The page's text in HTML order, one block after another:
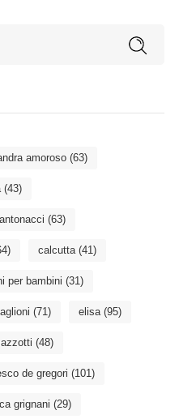
amoroso(63)
(43)
(63)
calcutta(41)
per bambini (31)
(71) elisa(95)
(48)
de gregori (101)
grignani (29)